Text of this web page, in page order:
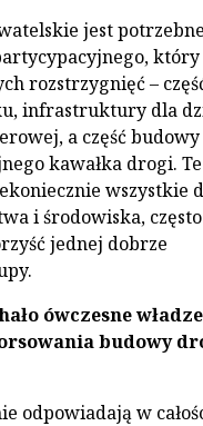
jest
który
rozstrzygnięć –
infrastruktury dla
a część
kawałka drogi. Te
wszystkie
i środowiska,
jednej dobrze
ówczesne władze
budowy
odpowiadają w